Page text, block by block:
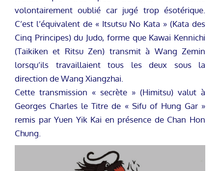
volontairement oublié car jugé trop ésotérique.
C’est l’équivalent de « Itsutsu No Kata » (Kata des
Cinq Principes) du Judo, forme que Kawai Kennichi
(Taikiken et Ritsu Zen) transmit à Wang Zemin
lorsqu’ils travaillaient tous les deux sous la
direction de Wang Xiangzhai.
Cette transmission « secrète » (Himitsu) valut à
Georges Charles le Titre de « Sifu of Hung Gar »
remis par Yuen Yik Kai en présence de Chan Hon
Chung.